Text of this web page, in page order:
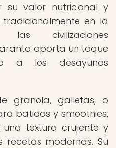
su valor nutricional y
tradicionalmente en la
civilizaciones
aporta un toque
a los desayunos
granola, galletas, o
batidos y smoothies,
textura crujiente y
modernas. Su